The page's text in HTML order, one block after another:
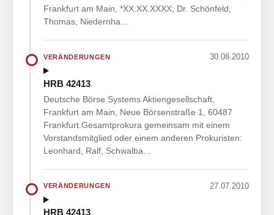
Frankfurt am Main, *XX.XX.XXXX; Dr. Schönfeld,
Thomas, Niedernha…
VERÄNDERUNGEN 30.08.2010
HRB 42413
Deutsche Börse Systems Aktiengesellschaft,
Frankfurt am Main, Neue Börsenstraße 1, 60487
Frankfurt.Gesamtprokura gemeinsam mit einem
Vorstandsmitglied oder einem anderen Prokuristen:
Leonhard, Ralf, Schwalba…
VERÄNDERUNGEN 27.07.2010
HRB 42413